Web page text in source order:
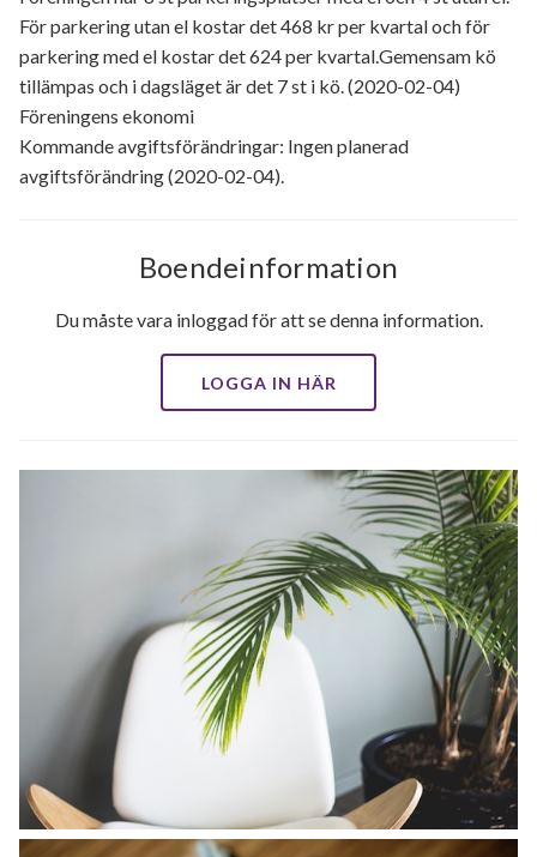
För parkering utan el kostar det 468 kr per kvartal och för
parkering med el kostar det 624 per kvartal.Gemensam kö
tillämpas och i dagsläget är det 7 st i kö. (2020-02-04)
Föreningens ekonomi
Kommande avgiftsförändringar: Ingen planerad
avgiftsförändring (2020-02-04).
Boendeinformation
Du måste vara inloggad för att se denna information.
LOGGA IN HÄR